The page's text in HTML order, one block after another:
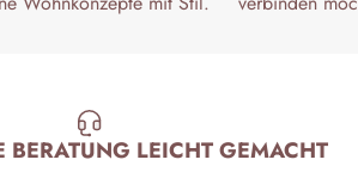
BERATUNG LEICHT GEMACHT